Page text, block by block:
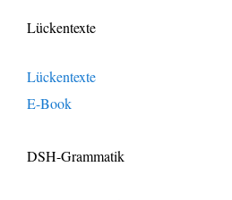
Lückentexte
Lückentexte
E-Book
DSH-Grammatik